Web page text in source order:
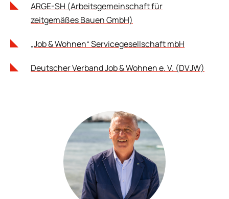
ARGE-SH (Arbeitsgemeinschaft für
zeitgemäßes Bauen GmbH)
„Job & Wohnen“ Servicegesellschaft mbH
Deutscher Verband Job & Wohnen e. V. (DVJW)